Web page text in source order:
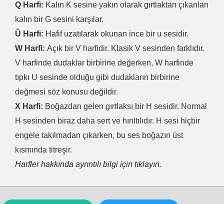
Q Harfi: Kalın K sesine yakın olarak gırtlaktan çıkarılan
kalın bir G sesini karşılar.
Û Harfi: Hafif uzatılarak okunan ince bir u sesidir.
W Harfi: Açık bir V harfidir. Klasik V sesinden farklıdır.
V harfinde dudaklar birbirine değerken, W harfinde
tıpkı U sesinde olduğu gibi dudakların birbirine
değmesi söz konusu değildir.
X Harfi: Boğazdan gelen gırtlaksı bir H sesidir. Normal
H sesinden biraz daha sert ve hırıltılıdır. H sesi hiçbir
engele takılmadan çıkarken, bu ses boğazın üst
kısmında titreşir.
Harfler hakkında ayrıntılı bilgi için tıklayın.